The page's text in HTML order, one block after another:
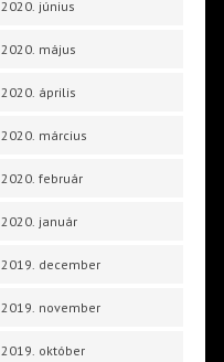
2020. június
2020. május
2020. április
2020. március
2020. február
2020. január
2019. december
2019. november
2019. október